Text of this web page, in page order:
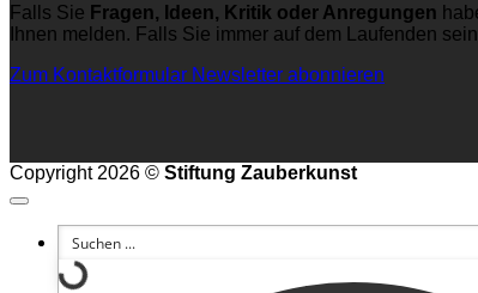
Falls Sie Fragen, Ideen, Kritik oder Anregungen
Ihnen melden. Falls Sie immer auf dem Laufenden
Zum Kontaktformular Newsletter abonnieren
Copyright 2026 © Stiftung Zauberkunst